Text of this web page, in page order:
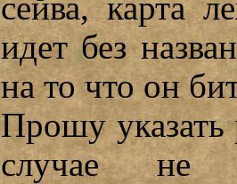
сейва, карта
идет без
на то что он
Прошу указать
случае не